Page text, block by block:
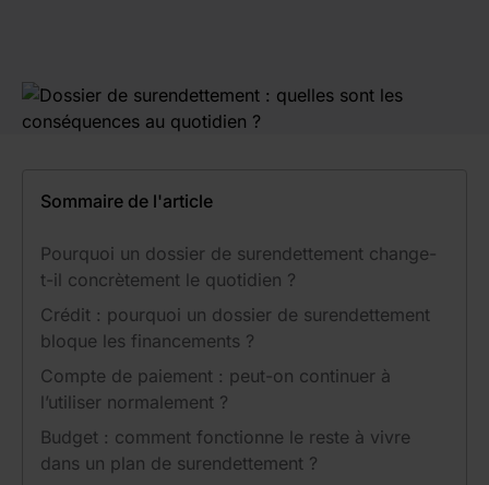
Sommaire de l'article
Pourquoi un dossier de surendettement change-
t-il concrètement le quotidien ?
Crédit : pourquoi un dossier de surendettement
bloque les financements ?
Compte de paiement : peut-on continuer à
l’utiliser normalement ?
Budget : comment fonctionne le reste à vivre
dans un plan de surendettement ?